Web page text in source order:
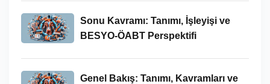
Sonu Kavramı: Tanımı, İşleyişi ve
BESYO-ÖABT Perspektifi
Genel Bakış: Tanımı, Kavramları ve